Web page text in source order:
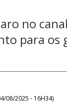
no
para os
08/2025 - 16H34)